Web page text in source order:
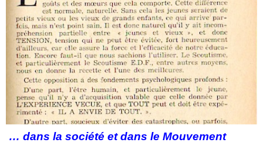
… dans la société et dans le Mouvement